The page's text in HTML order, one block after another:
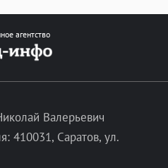
агентство
Валерьевич
410031, Саратов, ул.